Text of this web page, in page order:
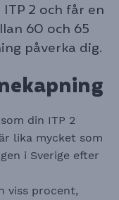
2 och får en
60 och 65
påverka dig.
din ITP 2
lika mycket som
i Sverige efter
viss procent,